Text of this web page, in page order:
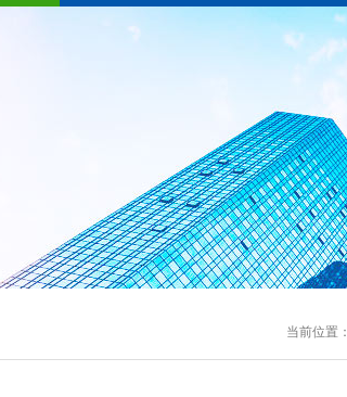
当前位置：